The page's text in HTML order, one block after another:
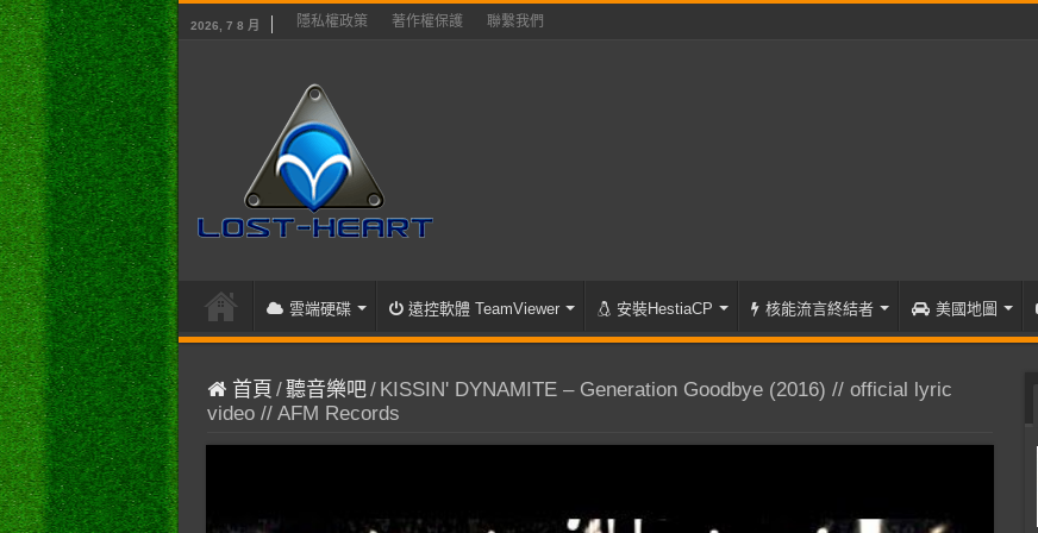
2026, 7 8 月 隱私權政策 著作權保護 聯繫我們
雲端硬碟 遠控軟體 TeamViewer 安裝HestiaCP 核能流言終結者 美國地圖
首頁 /聽音樂吧/ KISSIN' DYNAMITE – Generation Goodbye (2016) // official lyric
video // AFM Records